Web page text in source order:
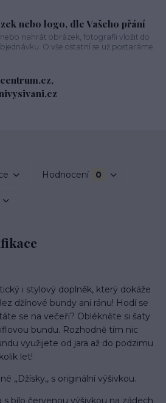
nebo logo, dle Vašeho přání
nahrát obrázek, fotografii vložit do
O vše ostatní se už postaráme.
Hodnocení 0
i stylový doplněk, který dokáže
džínové bundy ani ránu! Hodí se
se na večeři? Oblékněte si šaty
bundu. Rozhodně tím nic
využijete od jara až do podzimu
let!
,,Džísky,, s originální výšivkou.